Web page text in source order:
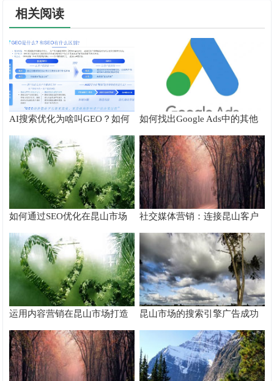
相关阅读
AI搜索优化为啥叫GEO？如何
在AI搜索中获得排名？
如何找出Google Ads中的其他
搜索字词
如何通过SEO优化在昆山市场
脱颖而出
社交媒体营销：连接昆山客户
的桥梁
运用内容营销在昆山市场打造
品牌影响力
昆山市场的搜索引擎广告成功
案例分析